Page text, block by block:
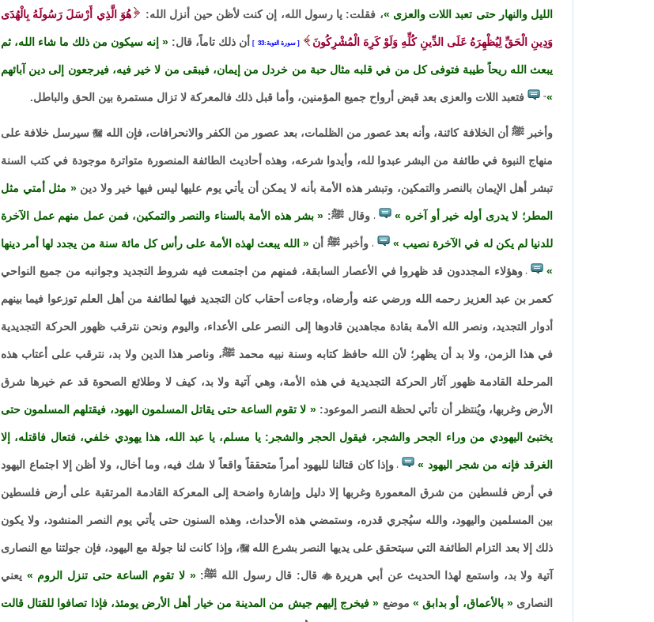
الليل والنهار حتى تعبد اللات والعزى ، فقلت: يا رسول الله، إن كنت لأظن حين أنزل الله: هُوَ الَّذِي أَرْسَلَ رَسُولَهُ بِالْهُدَى
وَدِينِ الْحَقِّ لِيُظْهِرَهُ عَلَى الدِّينِ كُلِّهِ وَلَوْ كَرِهَ الْمُشْرِكُونَ سورة التوبة:33 أن ذلك تاماً، قال: إنه سيكون من ذلك ما شاء الله، ثم
يبعث الله ريحاً طيبة فتوفى كل من في قلبه مثال حبة من خردل من إيمان، فيبقى من لا خير فيه، فيرجعون إلى دين آبائهم
" فتعبد اللات والعزى بعد قبض أرواح جميع المؤمنين، وأما قبل ذلك فالمعركة لا تزال مستمرة بين الحق والباطل.
وأخبر ﷺ أن الخلافة كائنة، وأنه بعد عصور من الظلمات، بعد عصور من الكفر والانحرافات، فإن اللهسيرسل خلافة على
منهاج النبوة في طائفة من البشر عبدوا لله، وأيدوا شرعه، وهذه أحاديث الطائفة المنصورة متواترة موجودة في كتب السنة
تبشر أهل الإيمان بالنصر والتمكين، وتبشر هذه الأمة بأنه لا يمكن أن يأتي يوم عليها ليس فيها خير ولا دين مثل أمتي مثل
المطر؛ لا يدرى أوله خير أو آخره ، وقال ﷺ: بشر هذه الأمة بالسناء والنصر والتمكين، فمن عمل منهم عمل الآخرة
للدنيا لم يكن له في الآخرة نصيب ، وأخبر ﷺ أن الله يبعث لهذه الأمة على رأس كل مائة سنة من يجدد لها أمر دينها
، وهؤلاء المجددون قد ظهروا في الأعصار السابقة، فمنهم من اجتمعت فيه شروط التجديد وجوانبه من جميع النواحي
كعمر بن عبد العزيز رحمه الله ورضي عنه وأرضاه، وجاءت أحقاب كان التجديد فيها لطائفة من أهل العلم توزعوا فيما بينهم
أدوار التجديد، ونصر الله الأمة بقادة مجاهدين قادوها إلى النصر على الأعداء، واليوم ونحن نترقب ظهور الحركة التجديدية
في هذا الزمن، ولا بد أن يظهر؛ لأن الله حافظ كتابه وسنة نبيه محمد ﷺ، وناصر هذا الدين ولا بد، نترقب على أعتاب هذه
المرحلة القادمة ظهور آثار الحركة التجديدية في هذه الأمة، وهي آتية ولا بد، كيف لا وطلائع الصحوة قد عم خيرها شرق
الأرض وغربها، ويُنتظر أن تأتي لحظة النصر الموعود: لا تقوم الساعة حتى يقاتل المسلمون اليهود، فيقتلهم المسلمون حتى
يختبئ اليهودي من وراء الجحر والشجر، فيقول الحجر والشجر: يا مسلم، يا عبد الله، هذا يهودي خلفي، فتعال فاقتله، إلا
الغرقد فإنه من شجر اليهود ، وإذا كان قتالنا لليهود أمراً متحققاً واقعاً لا شك فيه، وما أخال، ولا أظن إلا اجتماع اليهود
في أرض فلسطين من شرق المعمورة وغربها إلا دليل وإشارة واضحة إلى المعركة القادمة المرتقبة على أرض فلسطين
بين المسلمين واليهود، والله سيُجري قدره، وستمضي هذه الأحداث، وهذه السنون حتى يأتي يوم النصر المنشود، ولا يكون
ذلك إلا بعد التزام الطائفة التي سيتحقق على يديها النصر بشرع الله، وإذا كانت لنا جولة مع اليهود، فإن جولتنا مع النصارى
آتية ولا بد، واستمع لهذا الحديث عن أبي هريرة قال: قال رسول الله ﷺ: لا تقوم الساعة حتى تنزل الروم يعني
النصارى بالأعماق، أو بدابق موضع فيخرج إليهم جيش من المدينة من خيار أهل الأرض يومئذ، فإذا تصافوا للقتال قالت